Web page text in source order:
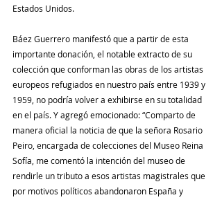
Estados Unidos.
Báez Guerrero manifestó que a partir de esta
importante donación, el notable extracto de su
colección que conforman las obras de los artistas
europeos refugiados en nuestro país entre 1939 y
1959, no podría volver a exhibirse en su totalidad
en el país. Y agregó emocionado: “Comparto de
manera oficial la noticia de que la señora Rosario
Peiro, encargada de colecciones del Museo Reina
Sofía, me comentó la intención del museo de
rendirle un tributo a esos artistas magistrales que
por motivos políticos abandonaron España y